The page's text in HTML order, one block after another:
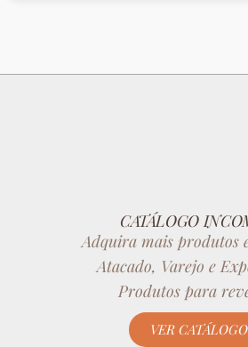
CATÁLOGO
Adquira mais produtos
Atacado, Varejo e
Produtos para
VER CATÁLOGO